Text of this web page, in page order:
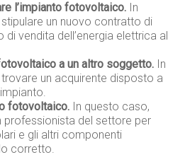
l’impianto fotovoltaico. In
un nuovo contratto di
vendita dell’energia elettrica al
a un altro soggetto. In
un acquirente disposto a
fotovoltaico. In questo caso,
professionista del settore per
e gli altri componenti
corretto.